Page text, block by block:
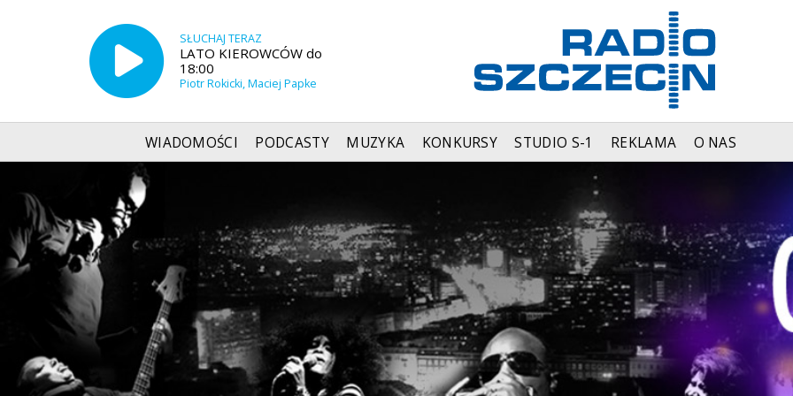
SŁUCHAJ TERAZ
LATO KIEROWCÓW do
18:00
Piotr Rokicki, Maciej Papke
WIADOMOŚCI PODCASTY MUZYKA KONKURSY STUDIO S-1 REKLAMA O NAS